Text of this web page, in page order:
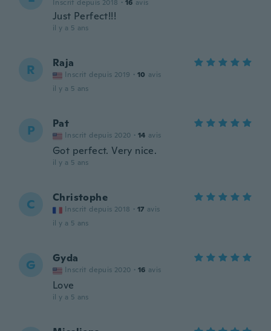
Inscrit depuis 2018 · 16 avis
Just Perfect!!!
il y a 5 ans
R Raja
Inscrit depuis 2019 · 10 avis
il y a 5 ans
P Pat
Inscrit depuis 2020 · 14 avis
Got perfect. Very nice.
il y a 5 ans
C Christophe
Inscrit depuis 2018 · 17 avis
il y a 5 ans
G Gyda
Inscrit depuis 2020 · 16 avis
Love
il y a 5 ans